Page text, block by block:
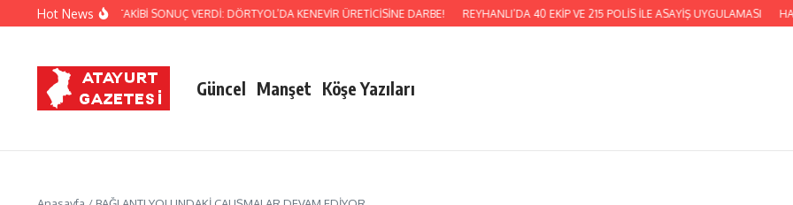
İçeriğe atlaHot News
JANDARMA’NIN TİTİZ TAKİBİ SONUÇ VERDİ: DÖRTYOL’DA KENEVİR ÜRETİCİSİNE DARBE! REYHANLI’DA 40 EKİP VE 215 POLİS İLE ASAYİŞ UYGULAMASI
Güncel Manşet Köşe Yazıları